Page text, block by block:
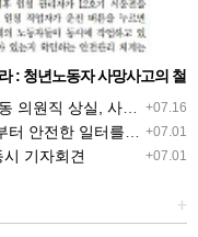
: 청년노동자 사망사고의 철
책 마련하라
+07.16
상실, 사필귀정이다
+07.01
역본부 폭염감시단 선포 기자회견
+07.01
기자회견
+